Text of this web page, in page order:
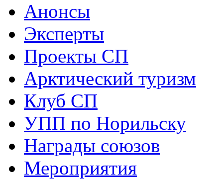
Анонсы
Эксперты
Проекты СП
Арктический туризм
Клуб СП
УПП по Норильску
Награды союзов
Мероприятия